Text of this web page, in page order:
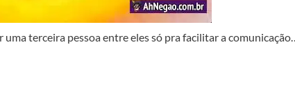
terceira pessoa entre eles só pra facilitar a